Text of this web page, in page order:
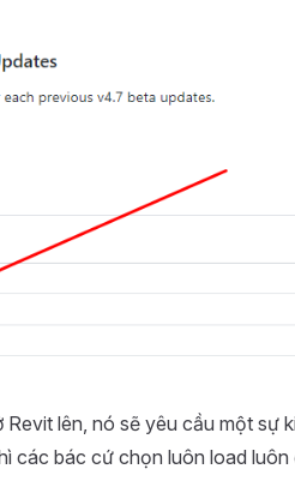
lên, nó sẽ yêu cầu một sự
các bác cứ chọn luôn load